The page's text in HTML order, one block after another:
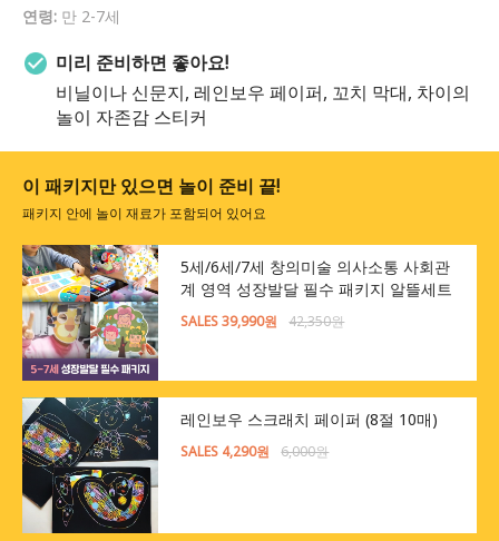
연령: 만 2-7세
미리 준비하면 좋아요!
비닐이나 신문지, 레인보우 페이퍼, 꼬치 막대, 차이의
놀이 자존감 스티커
이 패키지만 있으면 놀이 준비 끝!
패키지 안에 놀이 재료가 포함되어 있어요
5세/6세/7세 창의미술 의사소통 사회관
계 영역 성장발달 필수 패키지 알뜰세트
SALES 39,990원 42,350원
레인보우 스크래치 페이퍼 (8절 10매)
SALES 4,290원 6,000원